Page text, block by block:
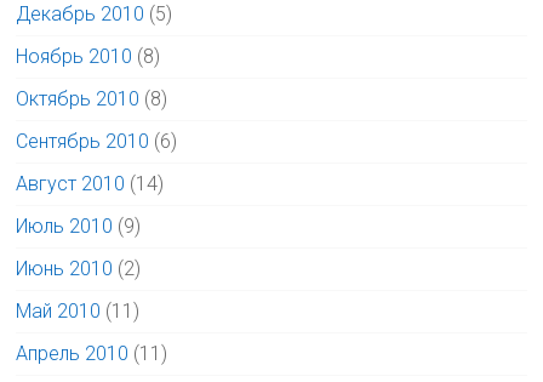
Декабрь 2010 (5)
Ноябрь 2010 (8)
Октябрь 2010 (8)
Сентябрь 2010 (6)
Август 2010 (14)
Июль 2010 (9)
Июнь 2010 (2)
Май 2010 (11)
Апрель 2010 (11)